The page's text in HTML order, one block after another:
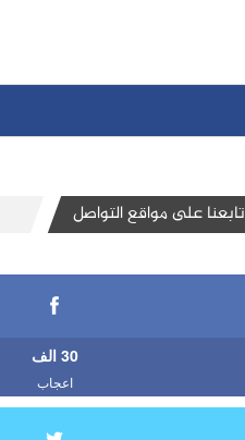
تابعنا على مواقع التواصل
30 الف
اعجاب